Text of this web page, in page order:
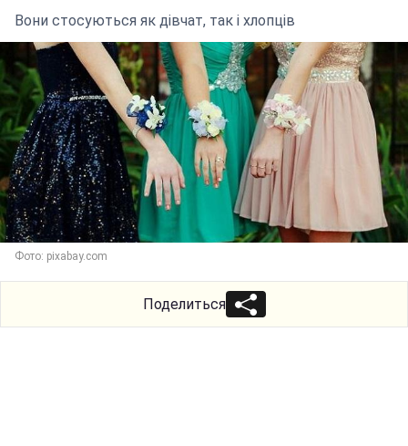
Вони стосуються як дівчат, так і хлопців
Фото: pixabay.com
Поделиться